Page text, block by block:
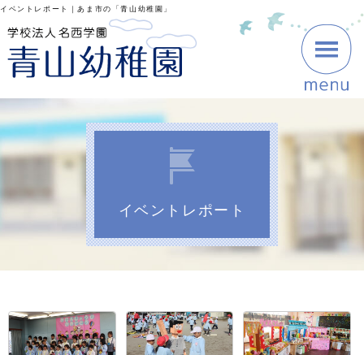
イベントレポート｜あま市の「青山幼稚園」
イベントレポート